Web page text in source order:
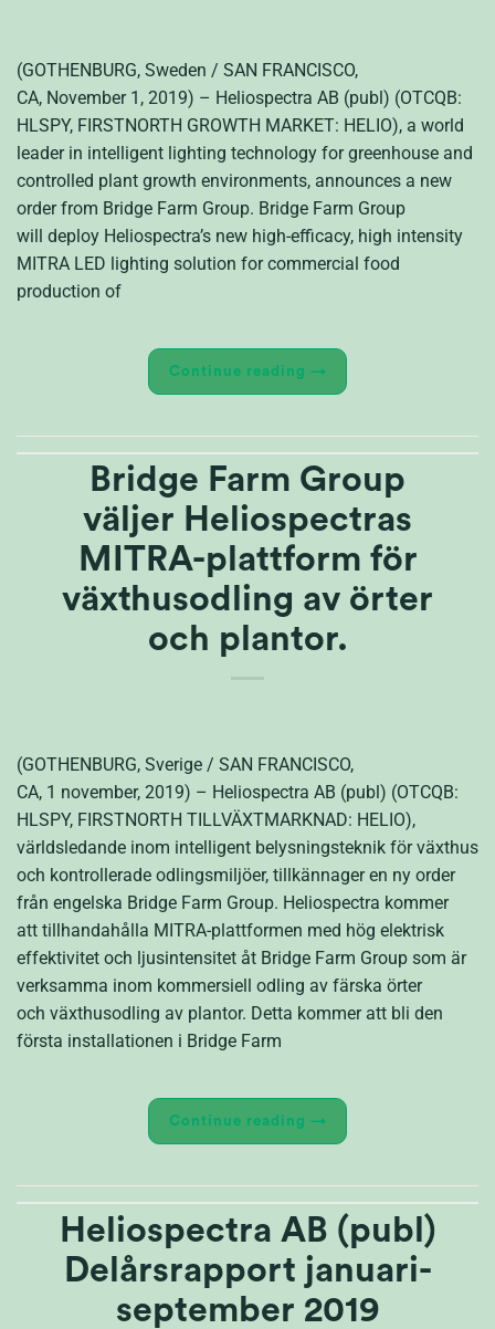
(GOTHENBURG, Sweden / SAN FRANCISCO,
CA, November 1, 2019) – Heliospectra AB (publ) (OTCQB:
HLSPY, FIRSTNORTH GROWTH MARKET: HELIO), a world
leader in intelligent lighting technology for greenhouse and
controlled plant growth environments, announces a new
order from Bridge Farm Group. Bridge Farm Group
will deploy Heliospectra’s new high-efficacy, high intensity
MITRA LED lighting solution for commercial food
production of
Continue reading →
Bridge Farm Group
väljer Heliospectras
MITRA-plattform för
växthusodling av örter
och plantor.
(GOTHENBURG, Sverige / SAN FRANCISCO,
CA, 1 november, 2019) – Heliospectra AB (publ) (OTCQB:
HLSPY, FIRSTNORTH TILLVÄXTMARKNAD: HELIO),
världsledande inom intelligent belysningsteknik för växthus
och kontrollerade odlingsmiljöer, tillkännager en ny order
från engelska Bridge Farm Group. Heliospectra kommer
att tillhandahålla MITRA-plattformen med hög elektrisk
effektivitet och ljusintensitet åt Bridge Farm Group som är
verksamma inom kommersiell odling av färska örter
och växthusodling av plantor. Detta kommer att bli den
första installationen i Bridge Farm
Continue reading →
Heliospectra AB (publ)
Delårsrapport januari-
september 2019